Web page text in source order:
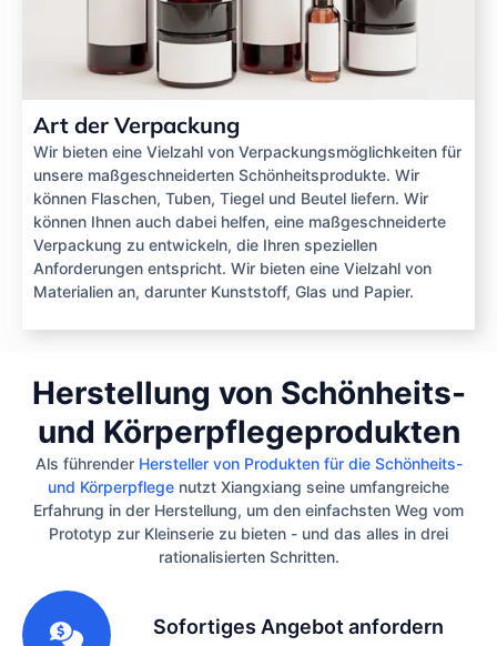
Art der Verpackung
Wir bieten eine Vielzahl von Verpackungsmöglichkeiten für
unsere maßgeschneiderten Schönheitsprodukte. Wir
können Flaschen, Tuben, Tiegel und Beutel liefern. Wir
können Ihnen auch dabei helfen, eine maßgeschneiderte
Verpackung zu entwickeln, die Ihren speziellen
Anforderungen entspricht. Wir bieten eine Vielzahl von
Materialien an, darunter Kunststoff, Glas und Papier.
Herstellung von Schönheits-
und Körperpflegeprodukten
Als führender Hersteller von Produkten für die Schönheits-
und Körperpflege nutzt Xiangxiang seine umfangreiche
Erfahrung in der Herstellung, um den einfachsten Weg vom
Prototyp zur Kleinserie zu bieten - und das alles in drei
rationalisierten Schritten.
Sofortiges Angebot anfordern